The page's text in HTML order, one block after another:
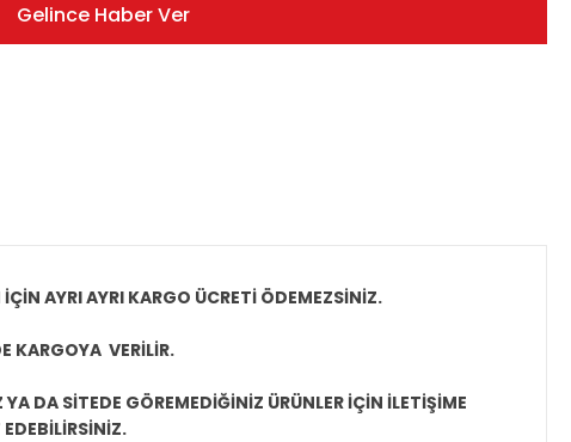
Gelince Haber Ver
AYRI AYRI KARGO ÜCRETİ ÖDEMEZSİNİZ.
KARGOYA VERİLİR.
DA SİTEDE GÖREMEDİĞİNİZ ÜRÜNLER İÇİN İLETİŞİME